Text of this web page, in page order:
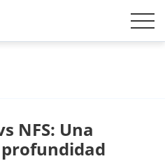
NFS: Una